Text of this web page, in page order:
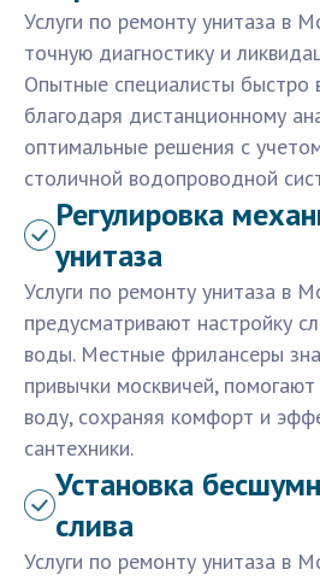
Услуги по ремонту унитаза в
точную диагностику и
Опытные специалисты быстро
благодаря дистанционному
оптимальные решения с
столичной водопроводной
Регулировка
унитаза
Услуги по ремонту унитаза в
предусматривают настройку
воды. Местные фрилансеры
привычки москвичей,
воду, сохраняя комфорт и
сантехники.
Установка
слива
Услуги по ремонту унитаза в